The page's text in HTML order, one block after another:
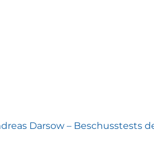
Darsow – Beschusstests